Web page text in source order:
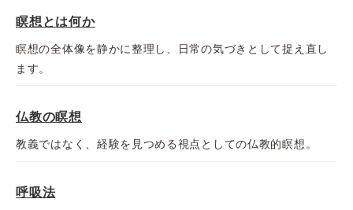
瞑想とは何か
瞑想の全体像を静かに整理し、日常の気づきとして捉え直し
ます。
仏教の瞑想
教義ではなく、経験を見つめる視点としての仏教的瞑想。
呼吸法